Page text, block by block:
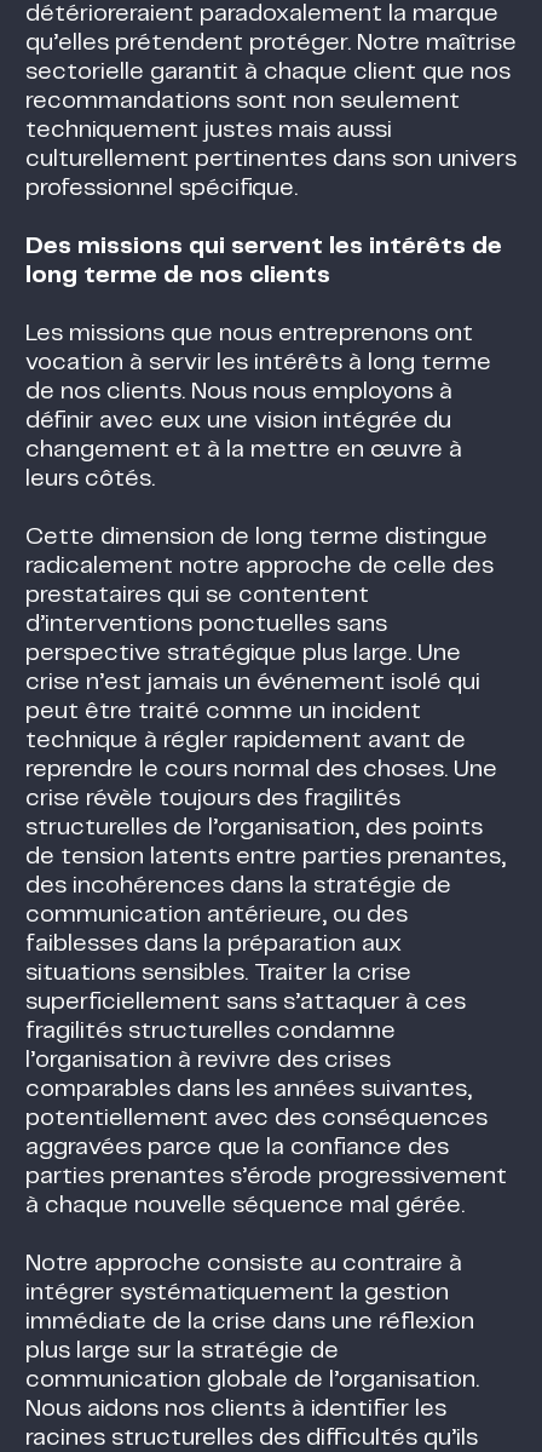
détérioreraient paradoxalement la marque
qu’elles prétendent protéger. Notre maîtrise
sectorielle garantit à chaque client que nos
recommandations sont non seulement
techniquement justes mais aussi
culturellement pertinentes dans son univers
professionnel spécifique.
Des missions qui servent les intérêts de
long terme de nos clients
Les missions que nous entreprenons ont
vocation à servir les intérêts à long terme
de nos clients. Nous nous employons à
définir avec eux une vision intégrée du
changement et à la mettre en œuvre à
leurs côtés.
Cette dimension de long terme distingue
radicalement notre approche de celle des
prestataires qui se contentent
d’interventions ponctuelles sans
perspective stratégique plus large. Une
crise n’est jamais un événement isolé qui
peut être traité comme un incident
technique à régler rapidement avant de
reprendre le cours normal des choses. Une
crise révèle toujours des fragilités
structurelles de l’organisation, des points
de tension latents entre parties prenantes,
des incohérences dans la stratégie de
communication antérieure, ou des
faiblesses dans la préparation aux
situations sensibles. Traiter la crise
superficiellement sans s’attaquer à ces
fragilités structurelles condamne
l’organisation à revivre des crises
comparables dans les années suivantes,
potentiellement avec des conséquences
aggravées parce que la confiance des
parties prenantes s’érode progressivement
à chaque nouvelle séquence mal gérée.
Notre approche consiste au contraire à
intégrer systématiquement la gestion
immédiate de la crise dans une réflexion
plus large sur la stratégie de
communication globale de l’organisation.
Nous aidons nos clients à identifier les
racines structurelles des difficultés qu’ils